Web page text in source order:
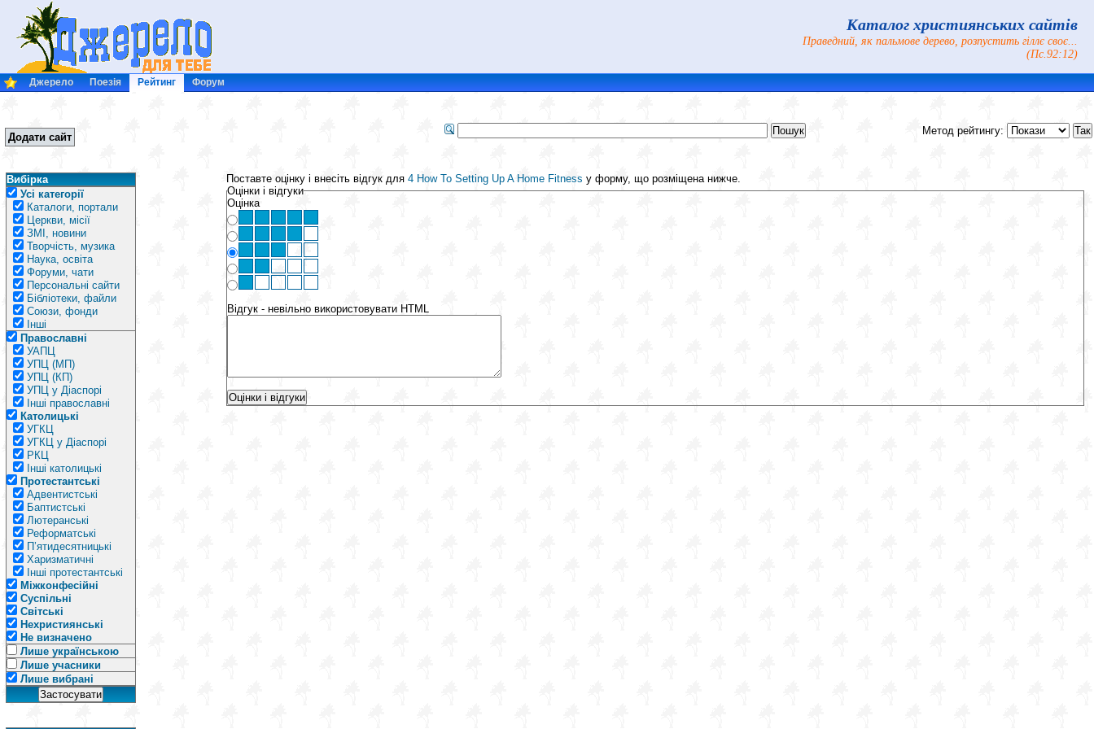
Каталог християнських сайтів
Праведний, як пальмове дерево, розпустить гіллє своє...
(Пс.92:12)
Джерело Поезія Рейтинг Форум
Додати сайт
Метод рейтингу:
Вибірка
Усі категорії
Каталоги, портали
Церкви, місії
ЗМІ, новини
Творчість, музика
Наука, освіта
Форуми, чати
Персональні сайти
Бібліотеки, файли
Союзи, фонди
Інші
Православні
УАПЦ
УПЦ (МП)
УПЦ (КП)
УПЦ у Діаспорі
Інші православні
Католицькі
УГКЦ
УГКЦ у Діаспорі
РКЦ
Інші католицькі
Протестантські
Адвентистські
Баптистські
Лютеранські
Реформатські
П’ятидесятницькі
Харизматичні
Інші протестантські
Міжконфесійні
Суспільні
Світські
Нехристиянські
Не визначено
Лише українською
Лише учасники
Лише вибрані
Поставте оцінку і внесіть відгук для 4 How To Setting Up A Home Fitness у форму, що розміщена нижче.
Оцінки і відгуки
Оцінка
Відгук - невільно використовувати HTML